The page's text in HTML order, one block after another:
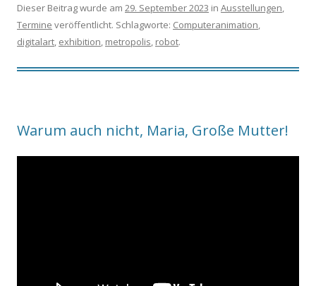
Dieser Beitrag wurde am 29. September 2023 in Ausstellungen,
Termine veröffentlicht. Schlagworte: Computeranimation,
digitalart, exhibition, metropolis, robot.
Warum auch nicht, Maria, Große Mutter!